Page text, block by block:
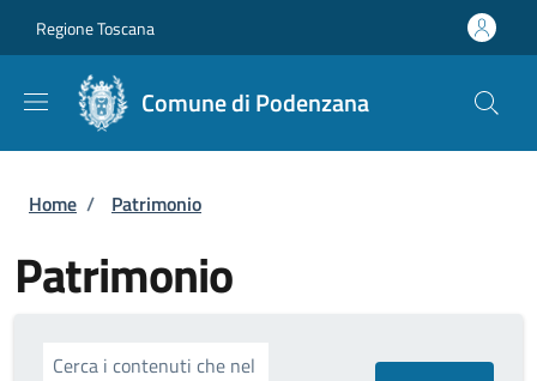
Regione Toscana
Comune di Podenzana
Briciole di pane
Home / Patrimonio
Patrimonio
Cerca i contenuti che nel